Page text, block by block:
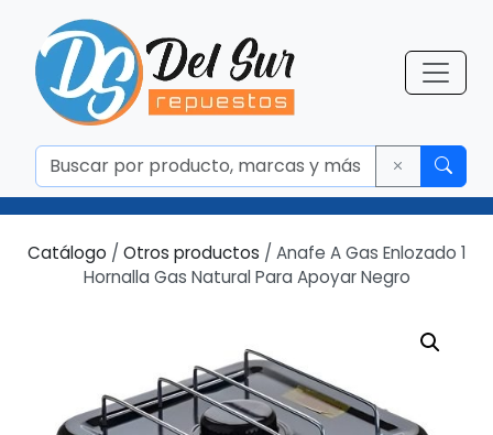
Catálogo / Otros productos / Anafe A Gas Enlozado 1
Hornalla Gas Natural Para Apoyar Negro